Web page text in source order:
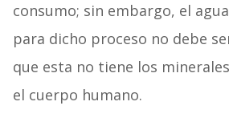
consumo; sin embargo, el
para dicho proceso no debe
que esta no tiene los
el cuerpo humano.